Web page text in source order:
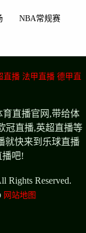
NBA常规赛
直播 法甲直播 德甲直
直播官网,带给体
冠直播,英超直播等
就快来到乐球直播
播吧!
Rights Reserved.
网站地图